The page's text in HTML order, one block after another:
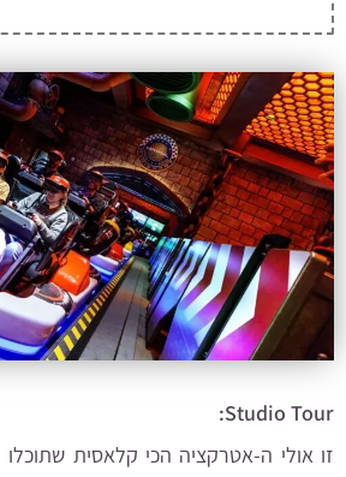
Studio Tour:
זו אולי ה-אטרקציה הכי קלאסית